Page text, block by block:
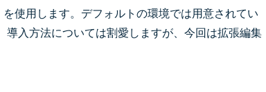
使用します。デフォルトの環境では用意されてい
入方法については割愛しますが、今回は拡張編集